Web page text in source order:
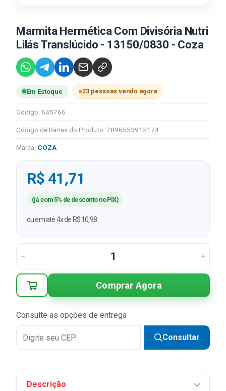
Marmita Hermética Com Divisória Nutri
Lilás Translúcido - 13150/0830 - Coza
Em Estoque 23 pessoas vendo agora
Código: 645766
Código de Barras do Produto: 7896553915174
Marca: COZA
R$ 41,71
(já com 5% de desconto no PIX)
ou em até 4x de R$ 10,98
Comprar Agora
Consulte as opções de entrega
Consultar
Descrição